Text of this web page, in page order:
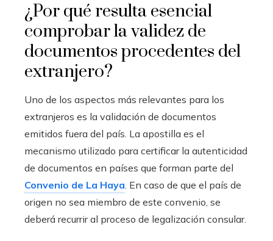
¿Por qué resulta esencial
comprobar la validez de
documentos procedentes del
extranjero?
Uno de los aspectos más relevantes para los
extranjeros es la validación de documentos
emitidos fuera del país. La apostilla es el
mecanismo utilizado para certificar la autenticidad
de documentos en países que forman parte del
Convenio de La Haya. En caso de que el país de
origen no sea miembro de este convenio, se
deberá recurrir al proceso de legalización consular.